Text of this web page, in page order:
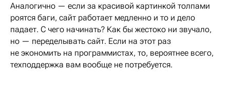
Аналогично — если за красивой картинкой толпами
роятся баги, сайт работает медленно и то и дело
падает. С чего начинать? Как бы жестоко ни звучало,
но — переделывать сайт. Если на этот раз
не экономить на программистах, то, вероятнее всего,
техподдержка вам вообще не потребуется.